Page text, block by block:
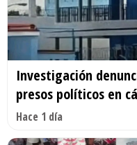
Investigación
presos políticos en
Hace 1 día